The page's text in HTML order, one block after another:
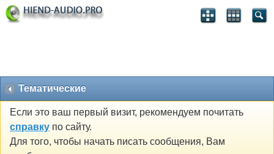
Тематические
Если это ваш первый визит, рекомендуем почитать
справку по сайту.
Для того, чтобы начать писать сообщения, Вам